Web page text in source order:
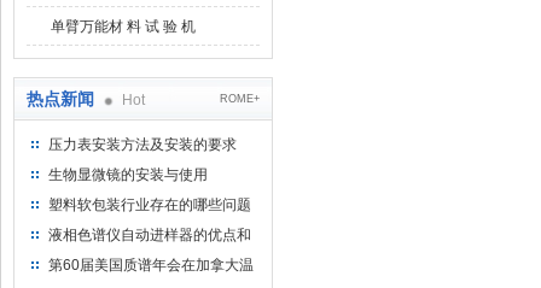
单臂万能材 料 试 验 机
热点新闻 Hot ROME+
压力表安装方法及安装的要求
生物显微镜的安装与使用
塑料软包装行业存在的哪些问题
液相色谱仪自动进样器的优点和
维护
第60届美国质谱年会在加拿大温